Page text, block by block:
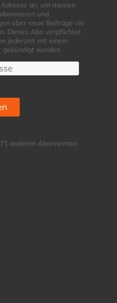
an, um meinen
und
über neue Beiträge via
Dieses Abo verpflichtet
jederzeit mit einem
gekündigt werden.
anderen Abonnenten